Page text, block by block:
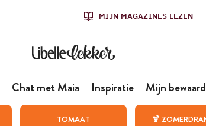
MIJN MAGAZINES LEZEN
Chat met Maia Inspiratie Mijn
TOMAAT 🍹